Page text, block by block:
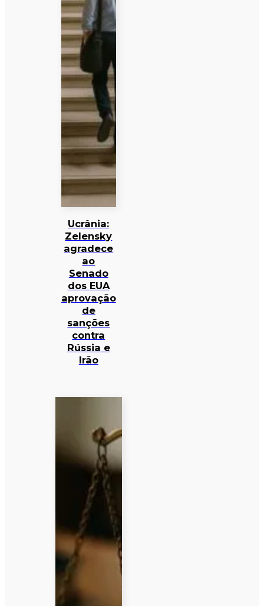
Ucrânia:
Zelensky
agradece
ao
Senado
dos EUA
aprovação
de
sanções
contra
Rússia e
Irão